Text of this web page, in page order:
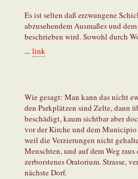
Es ist selten daß erzwungene
abzusehendem Ausmaßes und
beschrieben wird. Sowohl durch
... link
Wie gesagt: Man kann das nicht
den Parkplätzen sind Zelte, dann
beschädigt, kaum sichtbar aber
vor der Kirche und dem Municipio
weil die Verzierungen nicht
Menschten, und auf dem Weg
zerborstenes Oratorium. Strasse,
nächste Dorf.